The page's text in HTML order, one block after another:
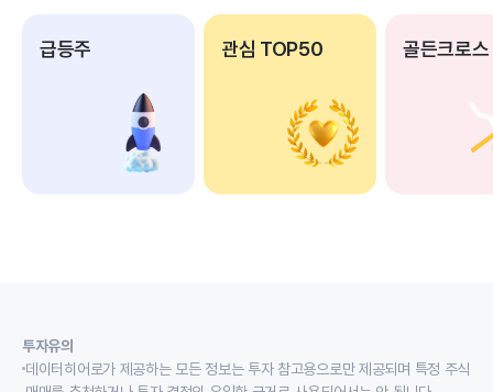
급등주 관심 TOP50 골든크로스
투자유의
데이터히어로가 제공하는 모든 정보는 투자 참고용으로만 제공되며 특정 주식